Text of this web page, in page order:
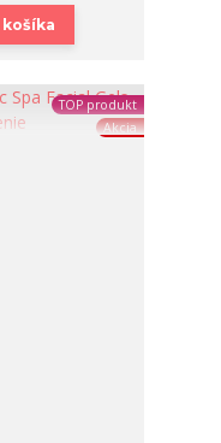
TOP produkt
Akcia